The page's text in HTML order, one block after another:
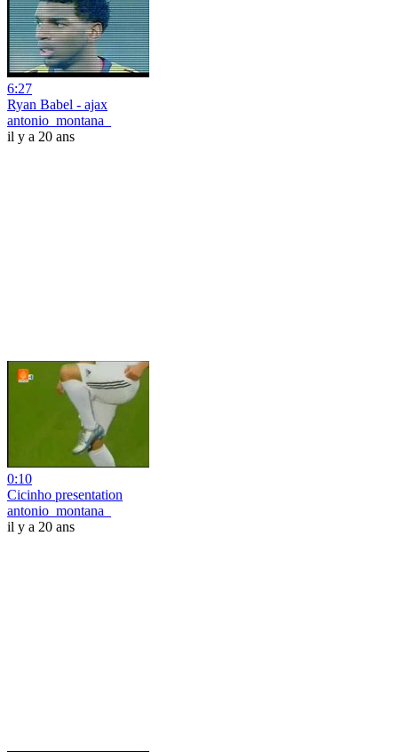
6:27
Ryan Babel - ajax
antonio_montana_
il y a 20 ans
0:10
Cicinho presentation
antonio_montana_
il y a 20 ans